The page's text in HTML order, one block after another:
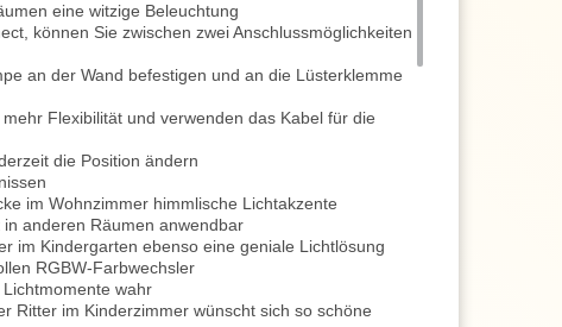
eine witzige Beleuchtung
können Sie zwischen zwei Anschlussmöglichkeiten
an der Wand befestigen und an die Lüsterklemme
Flexibilität und verwenden das Kabel für die
die Position ändern
im Wohnzimmer himmlische Lichtakzente
anderen Räumen anwendbar
im Kindergarten ebenso eine geniale Lichtlösung
RGBW-Farbwechsler
wahr
Ritter im Kinderzimmer wünscht sich so schöne